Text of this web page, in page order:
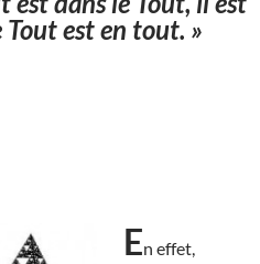
est en tout. »
En effet,